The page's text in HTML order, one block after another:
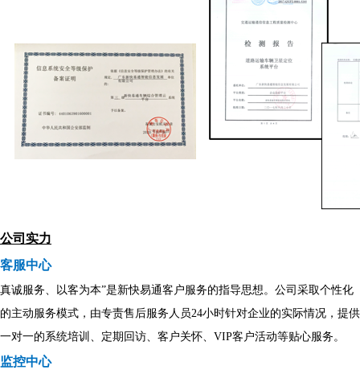
公司实力
客服中心
真诚服务、以客为本”是新快易通客户服务的指导思想。公司采取个性化
的主动服务模式，由专责售后服务人员24小时针对企业的实际情况，提供
一对一的系统培训、定期回访、客户关怀、VIP客户活动等贴心服务。
监控中心